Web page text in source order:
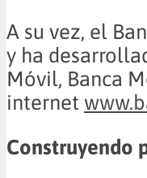
A su vez, el
y ha
Móvil, Banca
internet
Construyendo